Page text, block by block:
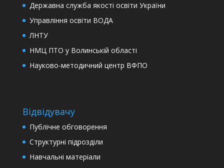
Державна служба якості освіти України
Управління освіти ВОДА
ЛНТУ
НМЦ ПТО у Волинській області
Науково-методичний центр ВФПО
Відвідувачу
Публічне обговорення
Структурні підрозділи
Навчальні матеріали